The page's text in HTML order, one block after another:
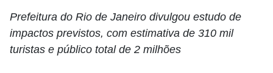
Prefeitura do Rio de Janeiro divulgou estudo de
impactos previstos, com estimativa de 310 mil
turistas e público total de 2 milhões